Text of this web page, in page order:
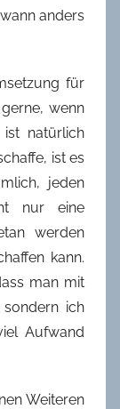
anders
für
wenn
natürlich
ist es
jeden
nur eine
werden
kann.
man mit
sondern ich
Aufwand
Weiteren